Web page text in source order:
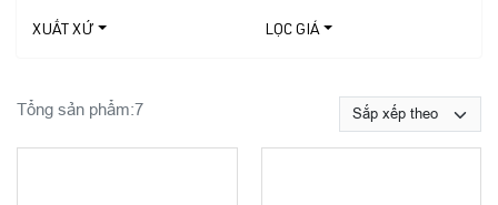
XUẤT XỨ LỌC GIÁ
Tổng sản phẩm:7